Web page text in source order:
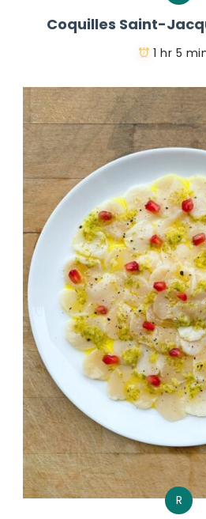
Coquilles Saint-
1 hr 5
R